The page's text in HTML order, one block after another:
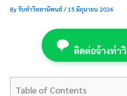
Byรับทำวิทยานิพนธ์/15 มิถุนายน 2026
ติดต่อจ้างทำ
Table of Contents